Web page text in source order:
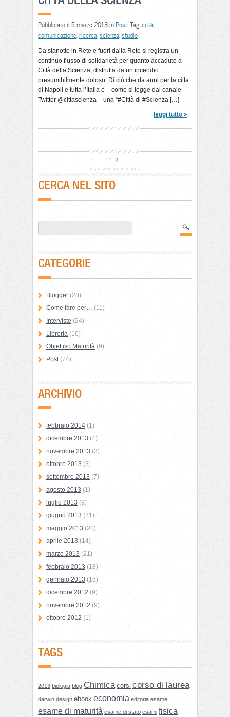
Pubblicato il 5 marzo 2013 inPost. Tag:città
comunicazione ricerca scienza studio
Da stanotte in Rete e fuori dalla Rete si registra un
continuo flusso di solidarietà per quanto accaduto a
Città della Scienza, distrutta da un incendio
presumibilmente doloso. Di ciò che da anni per la città
di Napoli e tutta l’Italia è – come si legge dal canale
Twitter @cittascienza – una “#Città di #Scienza […]
leggi tutto »
1 2
CERCA NEL SITO
CATEGORIE
Blogger (28)
Come fare per… (11)
Interviste (24)
Libreria (10)
Obiettivo Maturità (9)
Post(74)
ARCHIVIO
febbraio 2014 (1)
dicembre 2013 (4)
novembre 2013 (3)
ottobre 2013 (3)
settembre 2013 (7)
agosto 2013 (1)
luglio 2013 (9)
giugno 2013 (21)
maggio 2013 (20)
aprile 2013 (14)
marzo 2013 (21)
febbraio 2013 (18)
gennaio 2013 (15)
dicembre 2012 (9)
novembre 2012 (9)
ottobre 2012 (1)
TAGS
2013 biologia blog Chimica corsi corso di laurea
darwin design ebook economia editoria esame
esame di maturità esame di stato esami fisica